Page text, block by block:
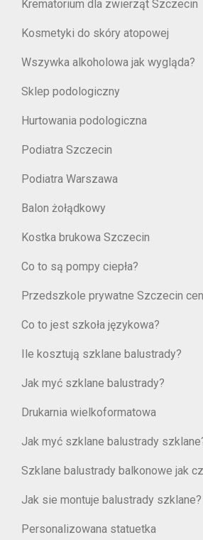
Krematorium dla zwierząt Szczecin
Kosmetyki do skóry atopowej
Wszywka alkoholowa jak wygląda?
Sklep podologiczny
Hurtowania podologiczna
Podiatra Szczecin
Podiatra Warszawa
Balon żołądkowy
Kostka brukowa Szczecin
Co to są pompy ciepła?
Przedszkole prywatne Szczecin
Co to jest szkoła językowa?
Ile kosztują szklane balustrady?
Jak myć szklane balustrady?
Drukarnia wielkoformatowa
Jak myć szklane balustrady
Szklane balustrady balkonowe jak
Jak sie montuje balustrady szklane?
Personalizowana statuetka